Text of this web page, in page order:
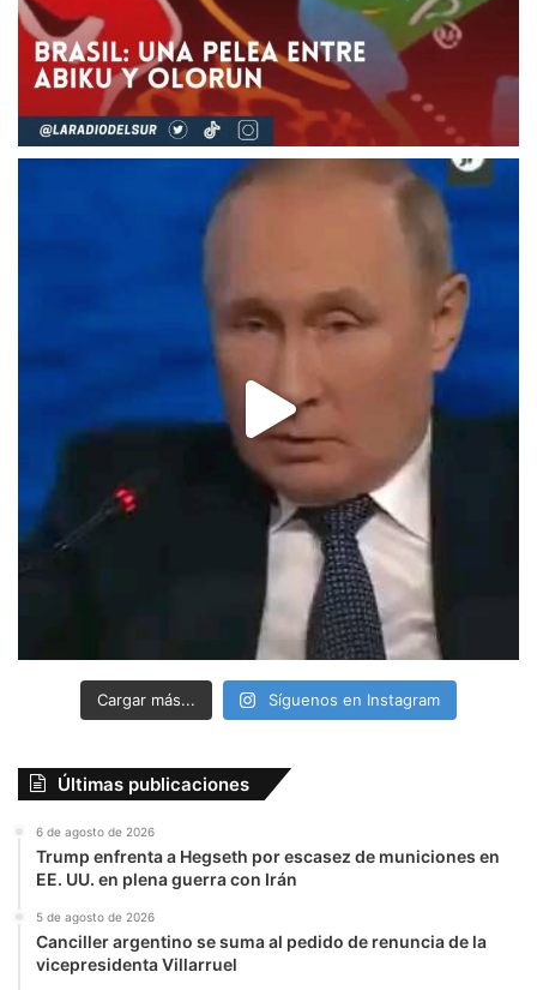
Cargar más... Síguenos en Instagram
Últimas publicaciones
6 de agosto de 2026
Trump enfrenta a Hegseth por escasez de municiones en
EE. UU. en plena guerra con Irán
5 de agosto de 2026
Canciller argentino se suma al pedido de renuncia de la
vicepresidenta Villarruel